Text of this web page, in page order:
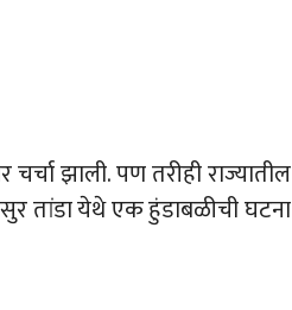
झाली. पण तरीही राज्यातील
तांडा येथे एक हुंडाबळीची घटना